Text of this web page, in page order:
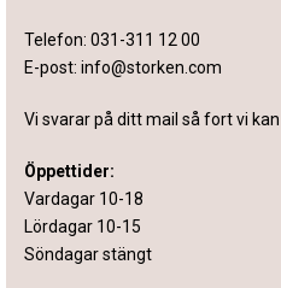
Telefon: 031-311 12 00
E-post: info@storken.com
Vi svarar på ditt mail så fort vi kan
Öppettider:
Vardagar 10-18
Lördagar 10-15
Söndagar stängt